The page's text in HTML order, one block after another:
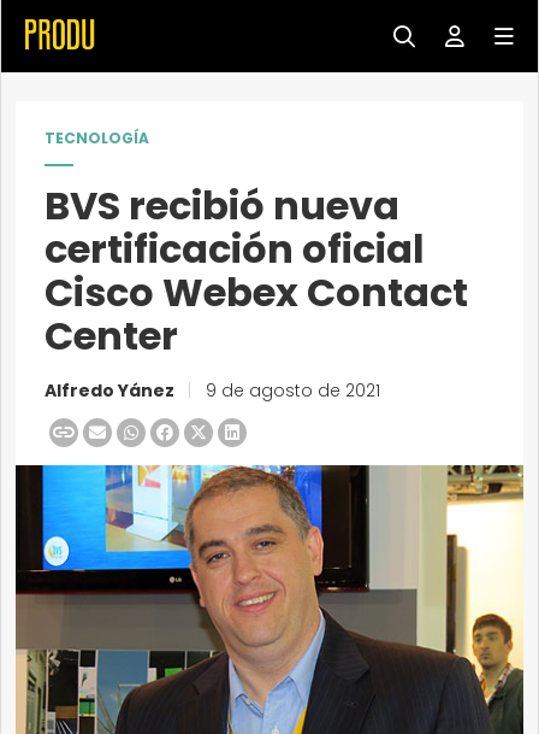
TECNOLOGÍA
BVS recibió nueva
certificación oficial
Cisco Webex Contact
Center
Alfredo Yánez 9 de agosto de 2021